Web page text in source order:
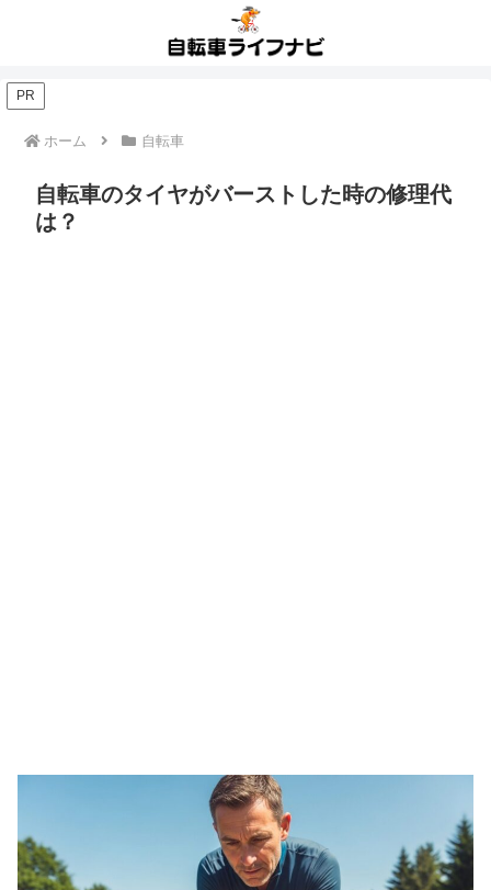
PR
ホーム 自転車
自転車のタイヤがバーストした時の修理代
は？